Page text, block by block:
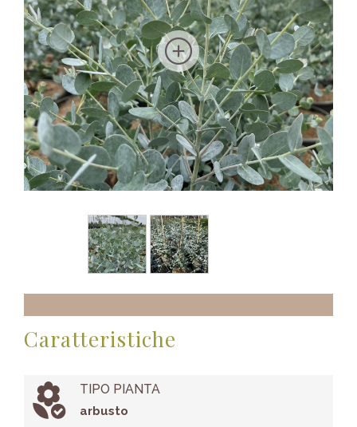
Caratteristiche
TIPO PIANTA
arbusto